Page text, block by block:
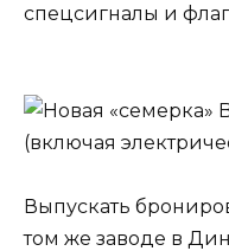
спецсигналы и
Выпускать
том же заводе в